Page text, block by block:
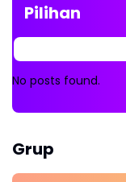
Pilihan
No posts found.
Grup